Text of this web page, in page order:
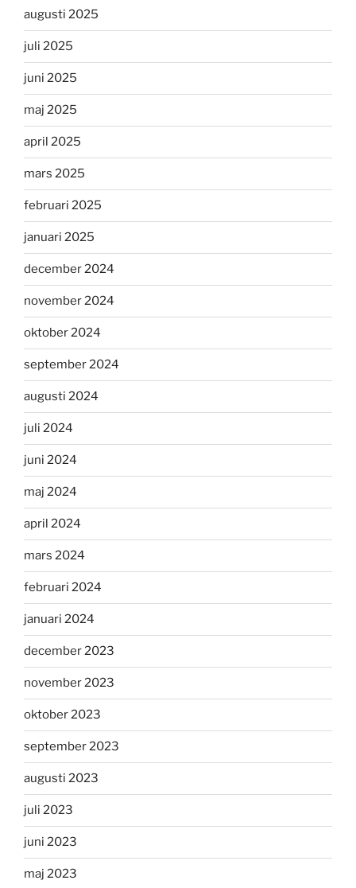
augusti 2025
juli 2025
juni 2025
maj 2025
april 2025
mars 2025
februari 2025
januari 2025
december 2024
november 2024
oktober 2024
september 2024
augusti 2024
juli 2024
juni 2024
maj 2024
april 2024
mars 2024
februari 2024
januari 2024
december 2023
november 2023
oktober 2023
september 2023
augusti 2023
juli 2023
juni 2023
maj 2023